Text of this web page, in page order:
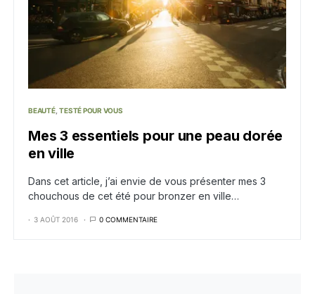
BEAUTÉ TESTÉ POUR VOUS
Mes 3 essentiels pour une peau dorée
en ville
Dans cet article, j’ai envie de vous présenter mes 3
chouchous de cet été pour bronzer en ville…
3 AOÛT 2016 0 COMMENTAIRE